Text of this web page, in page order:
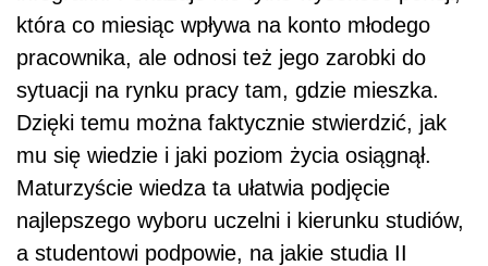
która co miesiąc wpływa na konto młodego
pracownika, ale odnosi też jego zarobki do
sytuacji na rynku pracy tam, gdzie mieszka.
Dzięki temu można faktycznie stwierdzić, jak
mu się wiedzie i jaki poziom życia osiągnął.
Maturzyście wiedza ta ułatwia podjęcie
najlepszego wyboru uczelni i kierunku studiów,
a studentowi podpowie, na jakie studia II